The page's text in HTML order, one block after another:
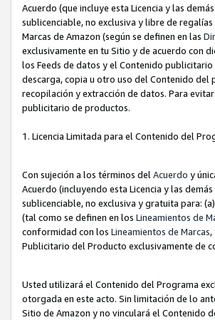
Acuerdo (que incluye esta Licencia y las
sublicenciable, no exclusiva y libre de
Marcas de Amazon (según se definen en las
exclusivamente en tu Sitio y de acuerdo con
los Feeds de datos y el Contenido publicitario
descarga, copia u otro uso del Contenido del
recopilación y extracción de datos. Para
publicitario de productos.
1. Licencia Limitada para el Contenido del
Con sujeción a los términos del Acuerdo y
Acuerdo (incluyendo esta Licencia y las
sublicenciable, no exclusiva y gratuita para:
(tal como se definen en los Lineamientos de
conformidad con los Lineamientos de Marcas,
Publicitario del Producto exclusivamente de
Usted utilizará el Contenido del Programa
otorgada en este acto. Sin limitación de lo
Sitio de Amazon y no vinculará el Contenido